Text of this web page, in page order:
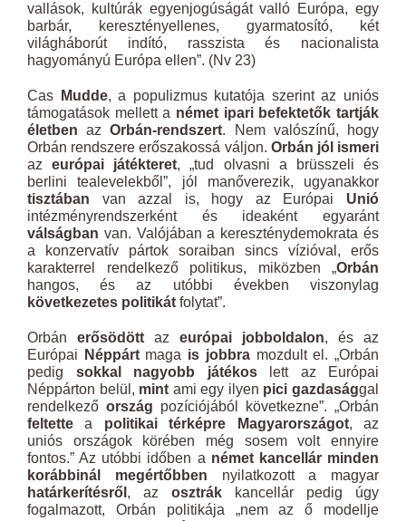
vallások, kultúrák egyenjogúságát valló Európa, egy
barbár, keresztényellenes, gyarmatosító, két
világháborút indító, rasszista és nacionalista
hagyományú Európa ellen”. (Nv 23)
Cas Mudde, a populizmus kutatója szerint az uniós
támogatások mellett a német ipari befektetők tartják
életben azOrbán-rendszert. Nem valószínű, hogy
Orbán rendszere erőszakossá váljon. Orbán jól ismeri
azeurópai játékteret, „tud olvasni a brüsszeli és
berlini tealevelekből”, jól manőverezik, ugyanakkor
tisztában van azzal is, hogy az Európai Unió
intézményrendszerként és ideaként egyaránt
válságban van. Valójában a kereszténydemokrata és
a konzervatív pártok soraiban sincs vízióval, erős
karakterrel rendelkező politikus, miközben „Orbán
hangos, és az utóbbi években viszonylag
következetes politikát folytat”.
Orbán erősödött az európai jobboldalon, és az
Európai
Néppártmaga is jobbramozdult el. „Orbán
pedig sokkal nagyobb játékoslett az Európai
Néppárton belül, mint ami egy ilyen pici gazdasággal
rendelkező ország pozíciójából következne”. „Orbán
feltette a politikai térképre Magyarországot, az
uniós országok körében még sosem volt ennyire
fontos.” Az utóbbi időben a német kancellár minden
korábbinál megértőbben nyilatkozott a magyar
határkerítésről , az osztrák kancellár pedig úgy
fogalmazott, Orbán politikája „nem az ő modellje